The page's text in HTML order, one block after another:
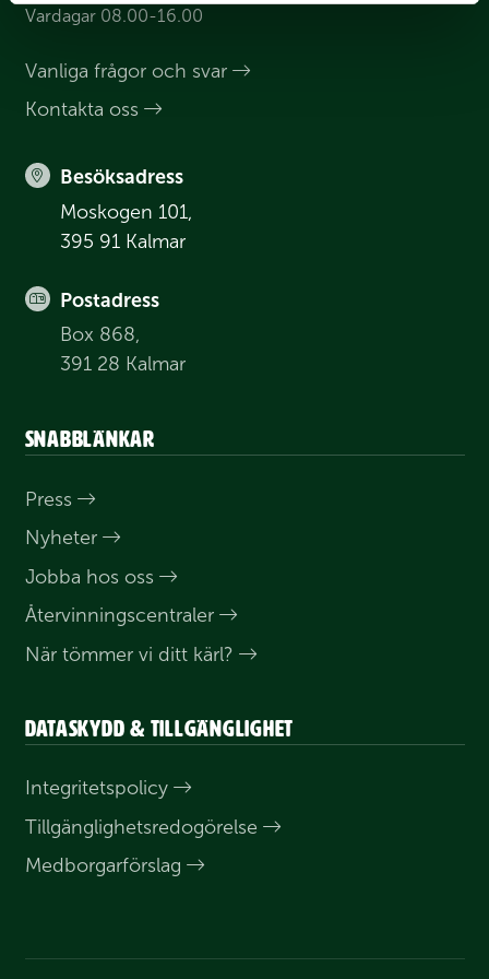
Vardagar 08.00-16.00
Vanliga frågor och svar
Kontakta oss
Besöksadress
Moskogen 101,
395 91 Kalmar
Postadress
Box 868,
391 28 Kalmar
Snabblänkar
Press
Nyheter
Jobba hos oss
Åter­vinnings­centraler
När tömmer vi ditt kärl?
Dataskydd & tillgänglighet
Integritets­policy
Till­gänglighets­redogörelse
Medborgar­förslag